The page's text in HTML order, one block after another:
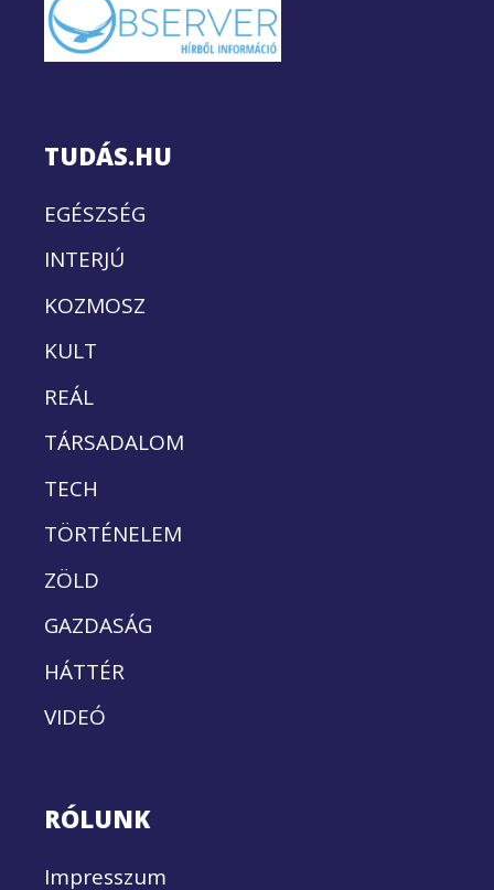
TUDÁS.HU
EGÉSZSÉG
INTERJÚ
KOZMOSZ
KULT
REÁL
TÁRSADALOM
TECH
TÖRTÉNELEM
ZÖLD
GAZDASÁG
HÁTTÉR
VIDEÓ
RÓLUNK
Impresszum